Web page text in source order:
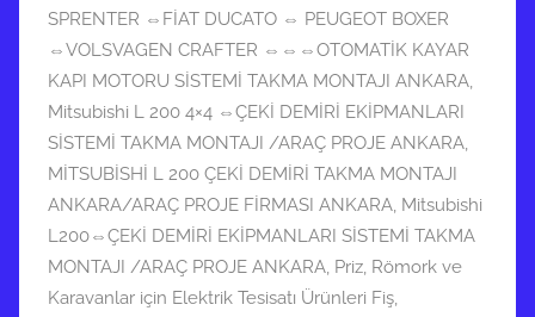
d
e
g
ö
n
d
e
r
i
l
SPRENTER ⇔FİAT DUCATO ⇔ PEUGEOT BOXER
⇔VOLSVAGEN CRAFTER ⇔⇔⇔OTOMATİK KAYAR
KAPI MOTORU SİSTEMİ TAKMA MONTAJI ANKARA,
Mitsubishi L 200 4×4 ⇔ÇEKİ DEMİRİ EKİPMANLARI
SİSTEMİ TAKMA MONTAJI /ARAÇ PROJE ANKARA,
MİTSUBİSHİ L 200 ÇEKİ DEMİRİ TAKMA MONTAJI
ANKARA/ARAÇ PROJE FİRMASI ANKARA, Mitsubishi
L200⇔ÇEKİ DEMİRİ EKİPMANLARI SİSTEMİ TAKMA
MONTAJI /ARAÇ PROJE ANKARA, Priz, Römork ve
Karavanlar için Elektrik Tesisatı Ürünleri Fiş,